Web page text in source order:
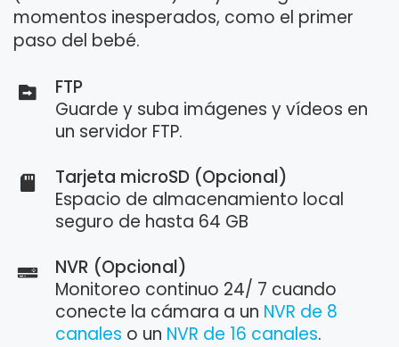
momentos inesperados, como el primer
paso del bebé.
FTP
Guarde y suba imágenes y vídeos en
un servidor FTP.
Tarjeta microSD (Opcional)
Espacio de almacenamiento local
seguro de hasta 64 GB
NVR (Opcional)
Monitoreo continuo 24/ 7 cuando
conecte la cámara a un NVR de 8
canales o un NVR de 16 canales.